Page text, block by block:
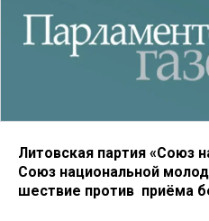
Литовская партия «Союз
Союз национальной
шествие против приёма